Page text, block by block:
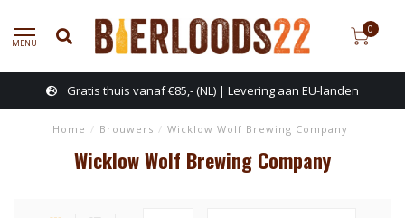
MENU
0
Gratis thuis vanaf €85,- (NL) | Levering aan EU-landen
Home / Brouwers / Wicklow Wolf Brewing Company
Wicklow Wolf Brewing Company